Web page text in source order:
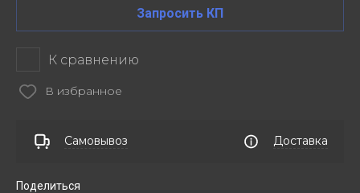
Запросить КП
К сравнению
В избранное
Самовывоз Доставка
Поделиться